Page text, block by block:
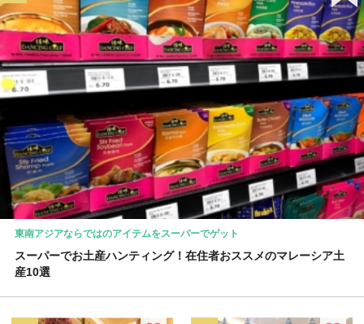
東南アジアならではのアイテムをスーパーでゲット
スーパーでお土産ハンティング！在住者おススメのマレーシア土
産10選